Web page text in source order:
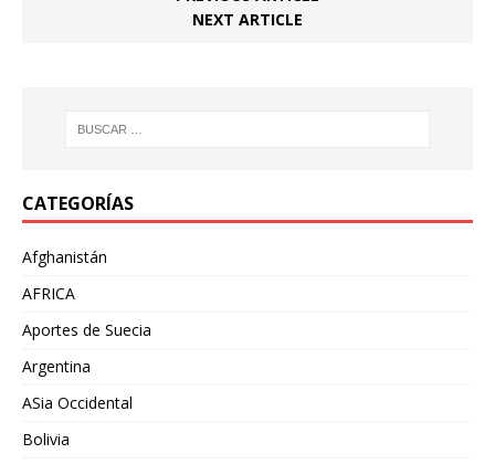
NEXT ARTICLE
CATEGORÍAS
Afghanistán
AFRICA
Aportes de Suecia
Argentina
ASia Occidental
Bolivia